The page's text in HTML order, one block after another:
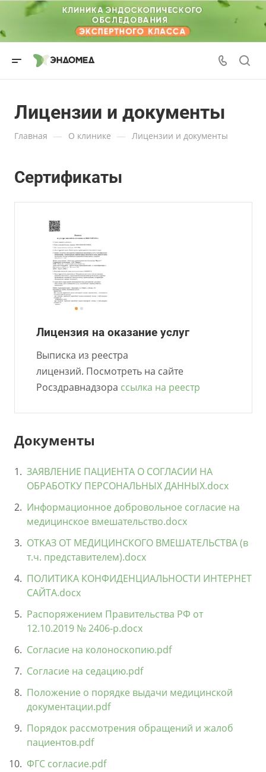
Лицензии и документы
Главная — О клинике — Лицензии и документы
Сертификаты
Лицензия на оказание услуг
Выписка из реестра
лицензий. Посмотреть на сайте
Росздравнадзора ссылка на реестр
Документы
ЗАЯВЛЕНИЕ ПАЦИЕНТА О СОГЛАСИИ НА
ОБРАБОТКУ ПЕРСОНАЛЬНЫХ ДАННЫХ.docx
Информационное добровольное согласие на
медицинское вмешательство.docx
ОТКАЗ ОТ МЕДИЦИНСКОГО ВМЕШАТЕЛЬСТВА (в
т.ч. представителем).docx
ПОЛИТИКА КОНФИДЕНЦИАЛЬНОСТИ ИНТЕРНЕТ
САЙТА.docx
Распоряжением Правительства РФ от
12.10.2019 № 2406-р.docx
Согласие на колоноскопию.pdf
Согласие на седацию.pdf
Положение о порядке выдачи медицинской
документации.pdf
Порядок рассмотрения обращений и жалоб
пациентов.pdf
ФГС согласие.pdf